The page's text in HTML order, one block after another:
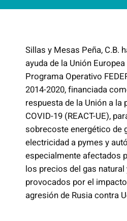
Sillas y Mesas Peña, C.B.
ayuda de la Unión
Programa Operativo
2014-2020, financiada
respuesta de la Unión a la
COVID-19 (REACT-UE),
sobrecoste energético de
electricidad a pymes y
especialmente afectados
los precios del gas
provocados por el
agresión de Rusia contra